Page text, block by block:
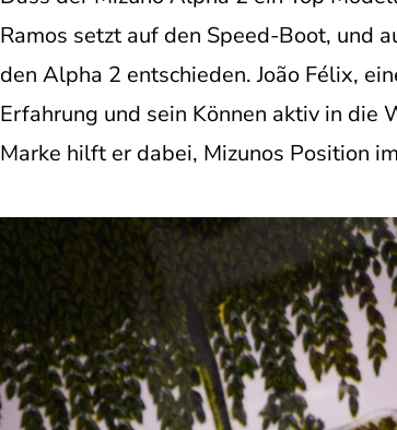
Ramos setzt auf den Speed-Boot, und
den Alpha 2 entschieden. João Félix,
Erfahrung und sein Können aktiv in die
Marke hilft er dabei, Mizunos Position